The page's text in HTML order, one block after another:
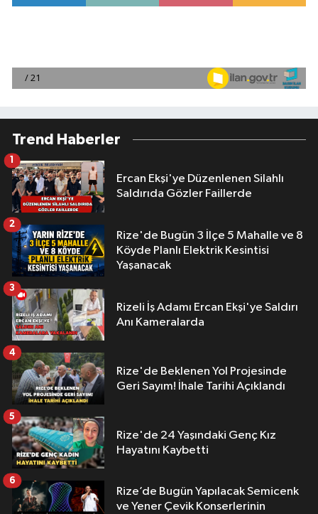
Trend Haberler
Ercan Ekşi'ye Düzenlenen Silahlı
Saldırıda Gözler Faillerde
1
Rize'de Bugün 3 İlçe 5 Mahalle ve 8
Köyde Planlı Elektrik Kesintisi
Yaşanacak
2
Rizeli İş Adamı Ercan Ekşi'ye Saldırı
Anı Kameralarda
3
Rize'de Beklenen Yol Projesinde
Geri Sayım! İhale Tarihi Açıklandı
4
Rize'de 24 Yaşındaki Genç Kız
Hayatını Kaybetti
5
Rize’de Bugün Yapılacak Semicenk
ve Yener Çevik Konserlerinin
6